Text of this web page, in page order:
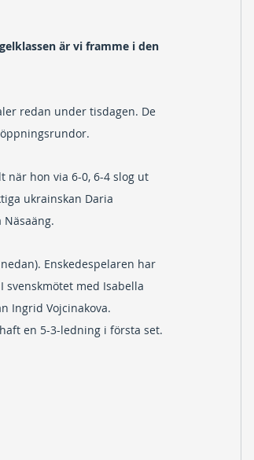
är vi framme i den
redan under tisdagen. De
när hon via 6-0, 6-4 slog ut
ukrainskan Daria
Enskedespelaren har
med Isabella
Ingrid Vojcinakova.
en 5-3-ledning i första set.